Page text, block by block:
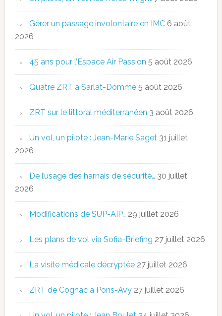
Gérer un passage involontaire en IMC 6 août
2026
45 ans pour l’Espace Air Passion 5 août 2026
Quatre ZRT à Sarlat-Domme 5 août 2026
ZRT sur le littoral méditerranéen 3 août 2026
Un vol, un pilote : Jean-Marie Saget 31 juillet
2026
De l’usage des harnais de sécurité… 30 juillet
2026
Modifications de SUP-AIP… 29 juillet 2026
Les plans de vol via Sofia-Briefing 27 juillet 2026
La visite médicale décryptée 27 juillet 2026
ZRT de Cognac à Pons-Avy 27 juillet 2026